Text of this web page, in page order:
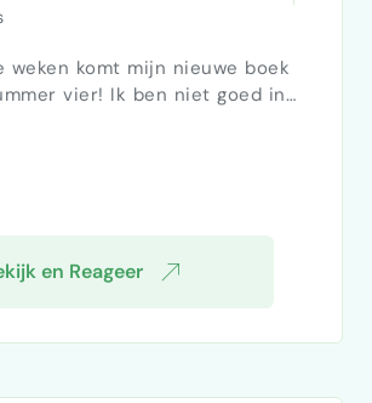
weken komt mijn nieuwe boek
vier! Ik ben niet goed in
wat te bereiken, heb wel een
en Instagram maar dat
liever besteed aan schrijven
en Reageer